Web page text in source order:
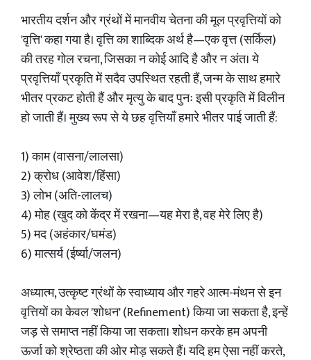
भारतीय दर्शन और ग्रंथों में मानवीय चेतना की मूल प्रवृत्तियों को
'वृत्ति' कहा गया है। वृत्ति का शाब्दिक अर्थ है—एक वृत्त (सर्किल)
की तरह गोल रचना, जिसका न कोई आदि है और न अंत। ये
प्रवृत्तियाँ प्रकृति में सदैव उपस्थित रहती हैं, जन्म के साथ हमारे
भीतर प्रकट होती हैं और मृत्यु के बाद पुनः इसी प्रकृति में विलीन
हो जाती हैं। मुख्य रूप से ये छह वृत्तियाँ हमारे भीतर पाई जाती हैं:
1) काम (वासना/लालसा)
2) क्रोध (आवेश/हिंसा)
3) लोभ (अति-लालच)
4) मोह (खुद को केंद्र में रखना—यह मेरा है, वह मेरे लिए है)
5) मद (अहंकार/घमंड)
6) मात्सर्य (ईर्ष्या/जलन)
अध्यात्म, उत्कृष्ट ग्रंथों के स्वाध्याय और गहरे आत्म-मंथन से इन
वृत्तियों का केवल 'शोधन' (Refinement) किया जा सकता है, इन्हें
जड़ से समाप्त नहीं किया जा सकता। शोधन करके हम अपनी
ऊर्जा को श्रेष्ठता की ओर मोड़ सकते हैं। यदि हम ऐसा नहीं करते,